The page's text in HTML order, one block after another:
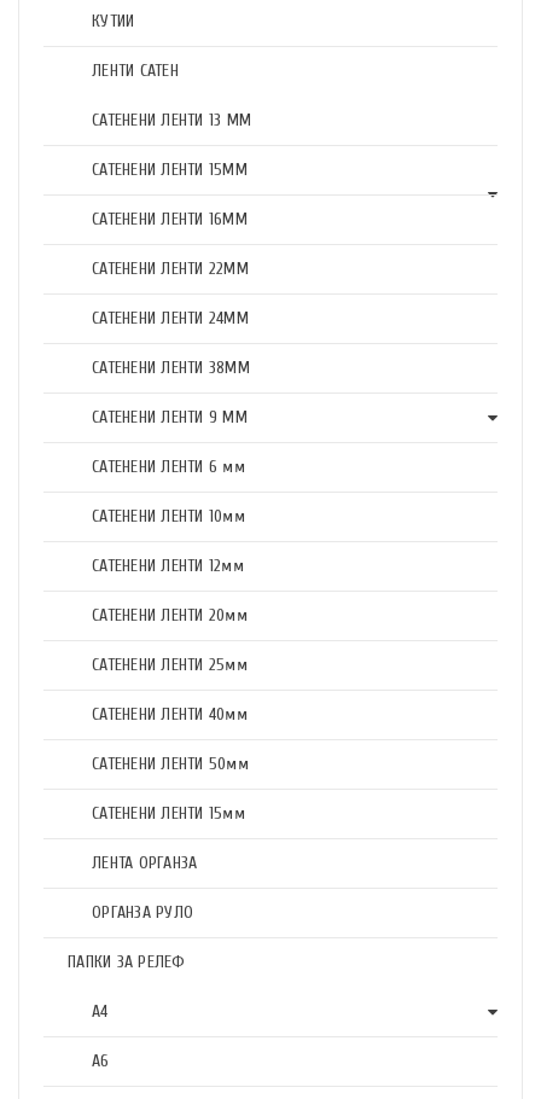
КУТИИ
ЛЕНТИ САТЕН
САТЕНЕНИ ЛЕНТИ 13 ММ
САТЕНЕНИ ЛЕНТИ 15ММ
САТЕНЕНИ ЛЕНТИ 16ММ
САТЕНЕНИ ЛЕНТИ 22ММ
САТЕНЕНИ ЛЕНТИ 24ММ
САТЕНЕНИ ЛЕНТИ 38ММ
САТЕНЕНИ ЛЕНТИ 9 ММ
САТЕНЕНИ ЛЕНТИ 6 мм
САТЕНЕНИ ЛЕНТИ 10мм
САТЕНЕНИ ЛЕНТИ 12мм
САТЕНЕНИ ЛЕНТИ 20мм
САТЕНЕНИ ЛЕНТИ 25мм
САТЕНЕНИ ЛЕНТИ 40мм
САТЕНЕНИ ЛЕНТИ 50мм
САТЕНЕНИ ЛЕНТИ 15мм
ЛЕНТА ОРГАНЗА
ОРГАНЗА РУЛО
ПАПКИ ЗА РЕЛЕФ
А4
А6